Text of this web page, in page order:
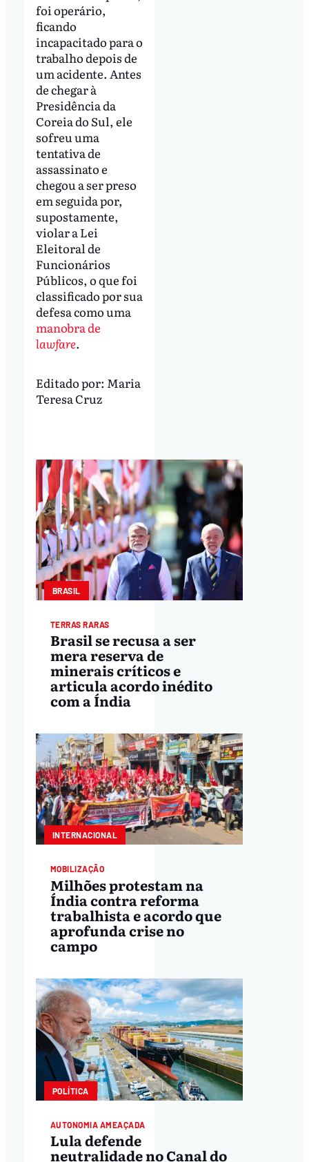
foi operário,
ficando
incapacitado para o
trabalho depois de
um acidente. Antes
de chegar à
Presidência da
Coreia do Sul, ele
sofreu uma
tentativa de
assassinato e
chegou a ser preso
em seguida por,
supostamente,
violar a Lei
Eleitoral de
Funcionários
Públicos, o que foi
classificado por sua
defesa como uma
manobra de
lawfare.
Editado por: Maria
Teresa Cruz
BRASIL
TERRAS RARAS
Brasil se recusa a ser
mera reserva de
minerais críticos e
articula acordo inédito
com a Índia
INTERNACIONAL
MOBILIZAÇÃO
Milhões protestam na
Índia contra reforma
trabalhista e acordo que
aprofunda crise no
campo
POLÍTICA
AUTONOMIA AMEAÇADA
Lula defende
neutralidade no Canal do